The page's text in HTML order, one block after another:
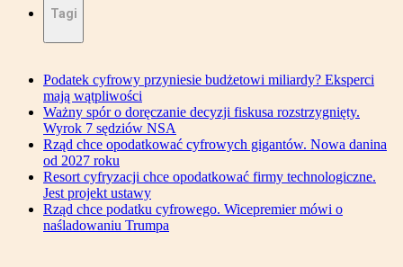
Tagi
Podatek cyfrowy przyniesie budżetowi miliardy? Eksperci
mają wątpliwości
Ważny spór o doręczanie decyzji fiskusa rozstrzygnięty.
Wyrok 7 sędziów NSA
Rząd chce opodatkować cyfrowych gigantów. Nowa danina
od 2027 roku
Resort cyfryzacji chce opodatkować firmy technologiczne.
Jest projekt ustawy
Rząd chce podatku cyfrowego. Wicepremier mówi o
naśladowaniu Trumpa